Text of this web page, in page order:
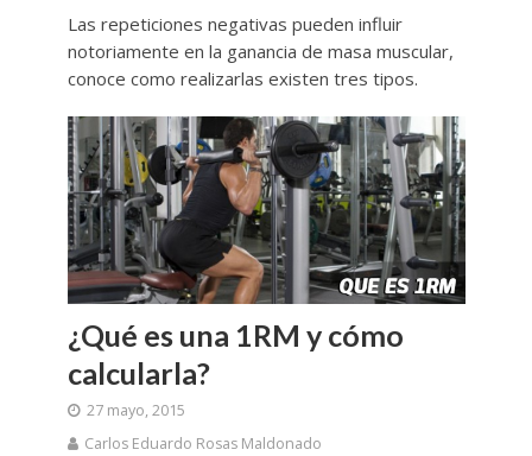
Las repeticiones negativas pueden influir
notoriamente en la ganancia de masa muscular,
conoce como realizarlas existen tres tipos.
¿Qué es una 1RM y cómo
calcularla?
27 mayo, 2015
Carlos Eduardo Rosas Maldonado